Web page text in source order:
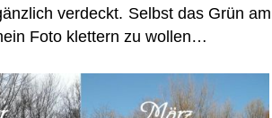
verdeckt. Selbst das Grün am
Foto klettern zu wollen…